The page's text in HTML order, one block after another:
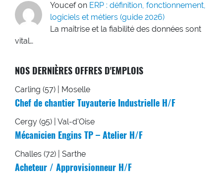
Youcef on ERP : définition, fonctionnement,
logiciels et métiers (guide 2026)
La maîtrise et la fiabilité des données sont
vital…
NOS DERNIÈRES OFFRES D'EMPLOIS
Carling (57) | Moselle
Chef de chantier Tuyauterie Industrielle H/F
Cergy (95) | Val-d'Oise
Mécanicien Engins TP – Atelier H/F
Challes (72) | Sarthe
Acheteur / Approvisionneur H/F